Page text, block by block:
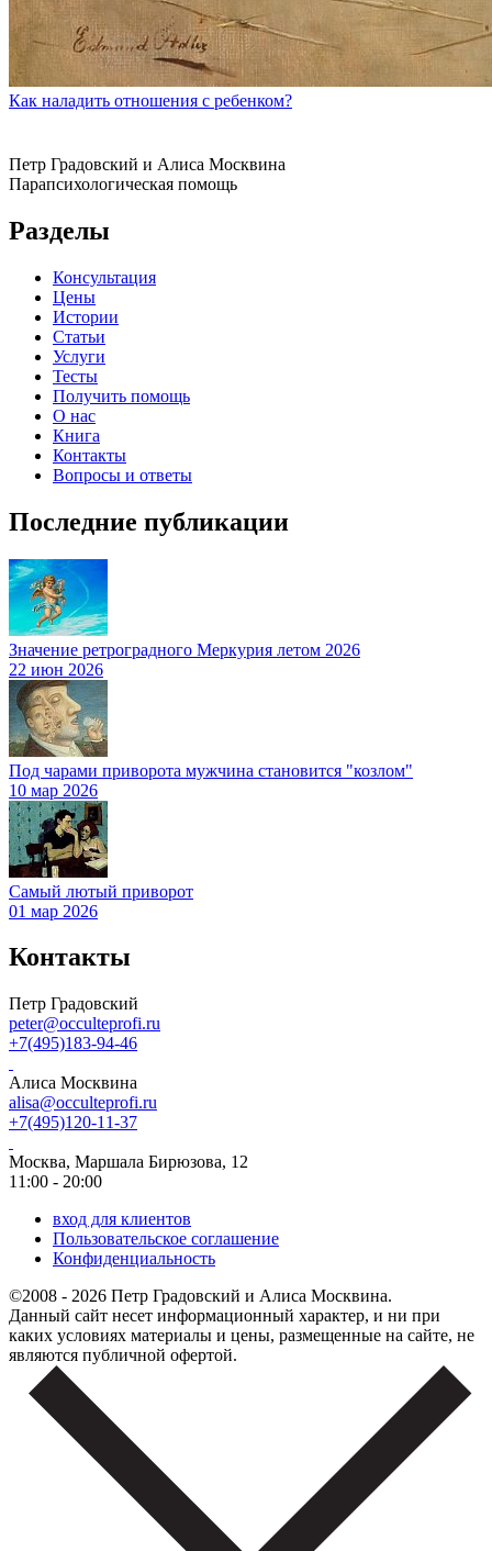
Как наладить отношения с ребенком?
Петр Градовский и Алиса Москвина
Парапсихологическая помощь
Разделы
Консультация
Цены
Истории
Статьи
Услуги
Тесты
Получить помощь
О нас
Книга
Контакты
Вопросы и ответы
Последние публикации
Значение ретроградного Меркурия летом 2026
22 июн 2026
Под чарами приворота мужчина становится "козлом"
10 мар 2026
Самый лютый приворот
01 мар 2026
Контакты
Петр Градовский
peter@occulteprofi.ru
+7(495)183-94-46
Алиса Москвина
alisa@occulteprofi.ru
+7(495)120-11-37
Москва, Маршала Бирюзова, 12
11:00 - 20:00
вход для клиентов
Пользовательское соглашение
Конфиденциальность
©2008 - 2026 Петр Градовский и Алиса Москвина.
Данный сайт несет информационный характер, и ни при
каких условиях материалы и цены, размещенные на сайте, не
являются публичной офертой.